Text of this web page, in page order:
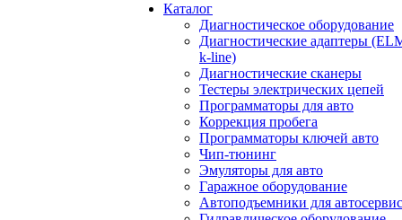
Каталог
Диагностическое оборудование
Диагностические адаптеры
k-line)
Диагностические сканеры
Тестеры электрических цепей
Программаторы для авто
Коррекция пробега
Программаторы ключей авто
Чип-тюнинг
Эмуляторы для авто
Гаражное оборудование
Автоподъемники для